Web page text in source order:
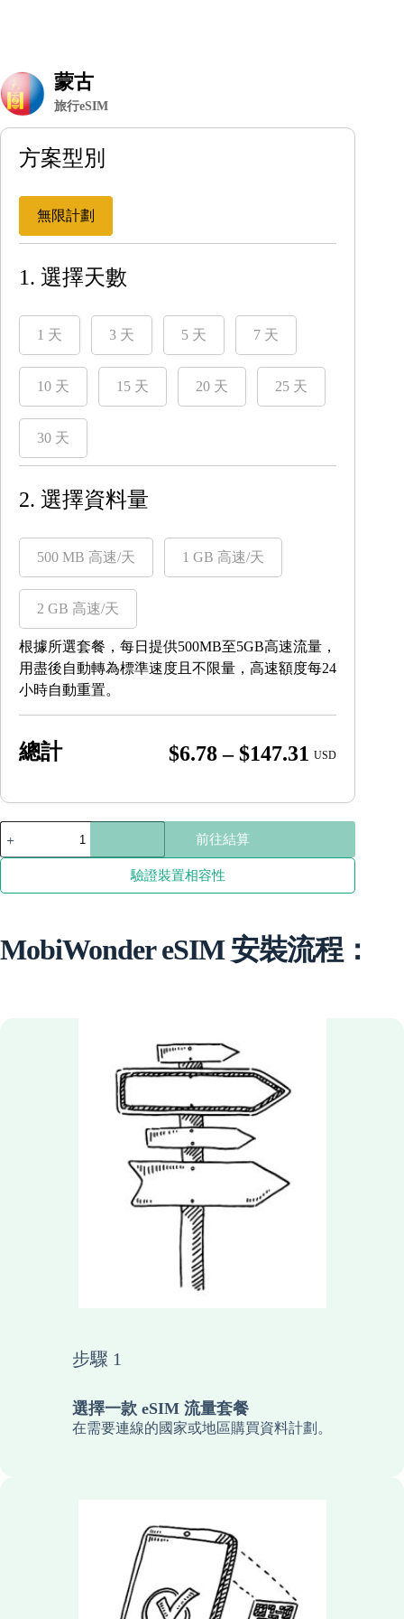
蒙古
旅行eSIM
方案型別
無限計劃
1. 選擇天數
1 天 3 天 5 天 7 天
10 天 15 天 20 天 25 天
30 天
2. 選擇資料量
500 MB 高速/天 1 GB 高速/天
2 GB 高速/天
根據所選套餐，每日提供500MB至5GB高速流量，
用盡後自動轉為標準速度且不限量，高速額度每24
小時自動重置。
總計 $6.78 – $147.31 Price
$6.78
through
$147.31
USD
蒙
古
數
前往結算
驗證裝置相容性
MobiWonder eSIM 安裝流程：
步驟 1
選擇一款 eSIM 流量套餐
在需要連線的國家或地區購買資料計劃。